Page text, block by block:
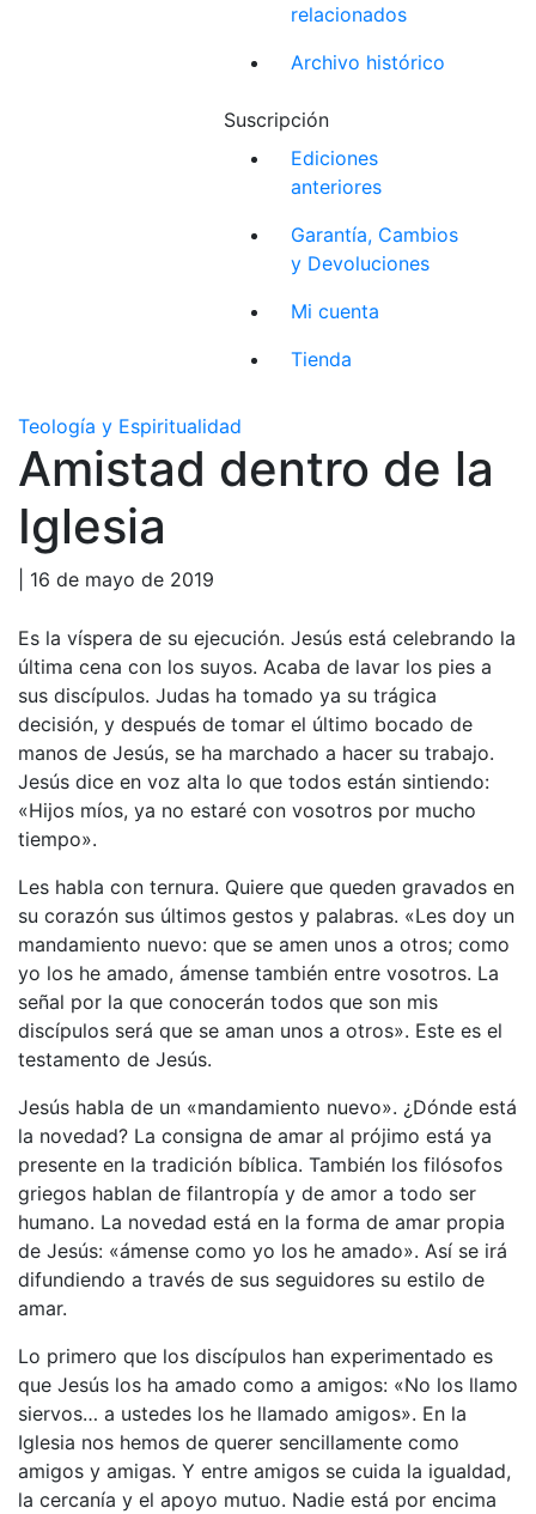
relacionados
Archivo histórico
Suscripción
Ediciones
anteriores
Garantía, Cambios
y Devoluciones
Mi cuenta
Tienda
Teología y Espiritualidad
Amistad dentro de la
Iglesia
| 16 de mayo de 2019
Es la víspera de su ejecución. Jesús está celebrando la
última cena con los suyos. Acaba de lavar los pies a
sus discípulos. Judas ha tomado ya su trágica
decisión, y después de tomar el último bocado de
manos de Jesús, se ha marchado a hacer su trabajo.
Jesús dice en voz alta lo que todos están sintiendo:
«Hijos míos, ya no estaré con vosotros por mucho
tiempo».
Les habla con ternura. Quiere que queden gravados en
su corazón sus últimos gestos y palabras. «Les doy un
mandamiento nuevo: que se amen unos a otros; como
yo los he amado, ámense también entre vosotros. La
señal por la que conocerán todos que son mis
discípulos será que se aman unos a otros». Este es el
testamento de Jesús.
Jesús habla de un «mandamiento nuevo». ¿Dónde está
la novedad? La consigna de amar al prójimo está ya
presente en la tradición bíblica. También los filósofos
griegos hablan de filantropía y de amor a todo ser
humano. La novedad está en la forma de amar propia
de Jesús: «ámense como yo los he amado». Así se irá
difundiendo a través de sus seguidores su estilo de
amar.
Lo primero que los discípulos han experimentado es
que Jesús los ha amado como a amigos: «No los llamo
siervos… a ustedes los he llamado amigos». En la
Iglesia nos hemos de querer sencillamente como
amigos y amigas. Y entre amigos se cuida la igualdad,
la cercanía y el apoyo mutuo. Nadie está por encima